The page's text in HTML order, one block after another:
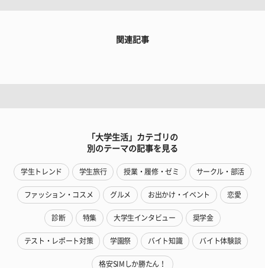
関連記事
「大学生活」カテゴリの
別のテーマの記事を見る
学生トレンド 学生旅行 授業・履修・ゼミ サークル・部活
ファッション・コスメ グルメ お出かけ・イベント 恋愛
診断 特集 大学生インタビュー 奨学金
テスト・レポート対策 学園祭 バイト知識 バイト体験談
格安SIMしか勝たん！